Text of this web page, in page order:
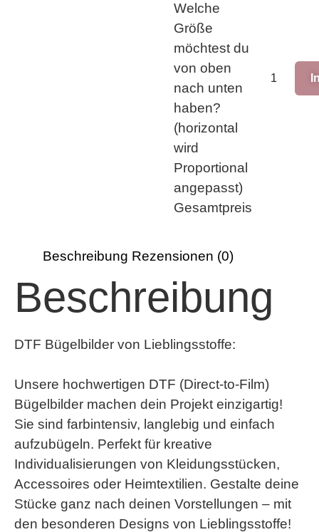
Welche
Größe
möchtest du
von oben
nach unten
haben?
(horizontal
wird
Proportional
angepasst)
Gesamtpreis
Beschreibung Rezensionen (0)
Beschreibung
DTF Bügelbilder von Lieblingsstoffe:
Unsere hochwertigen DTF (Direct-to-Film)
Bügelbilder machen dein Projekt einzigartig!
Sie sind farbintensiv, langlebig und einfach
aufzubügeln. Perfekt für kreative
Individualisierungen von Kleidungsstücken,
Accessoires oder Heimtextilien. Gestalte deine
Stücke ganz nach deinen Vorstellungen – mit
den besonderen Designs von Lieblingsstoffe!